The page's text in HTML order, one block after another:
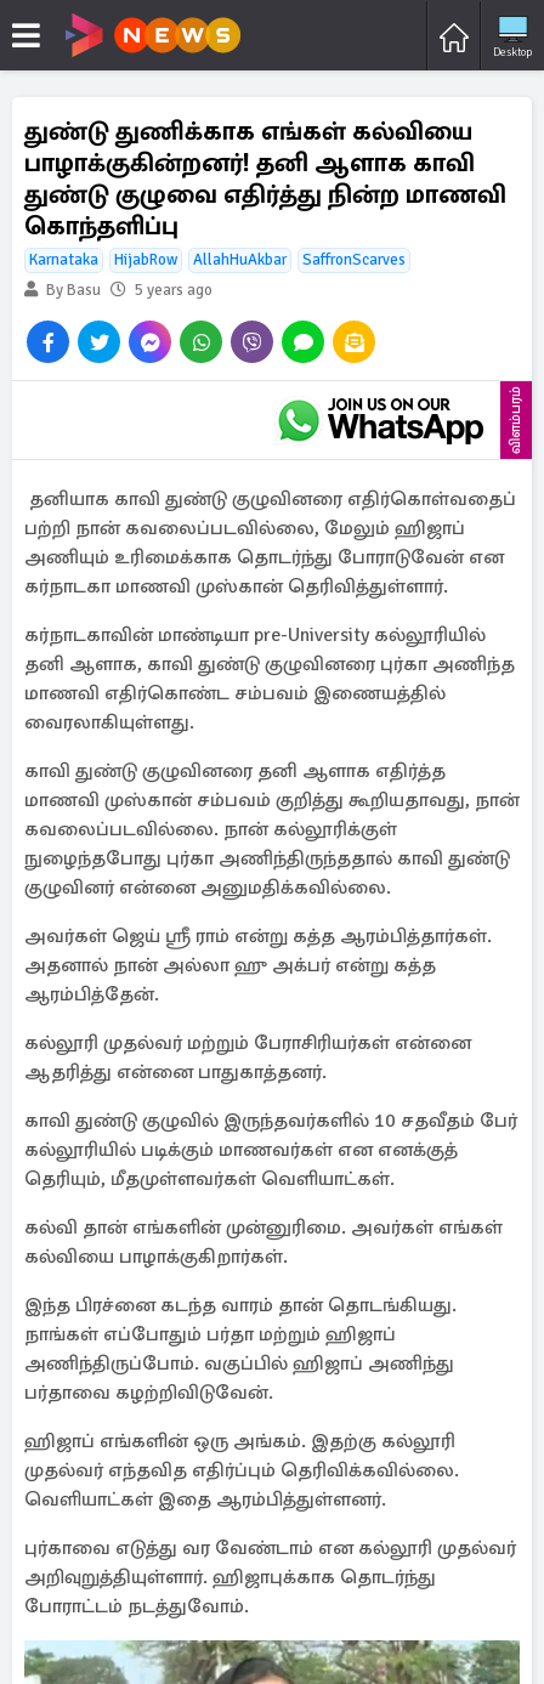
Desktop
துண்டு துணிக்காக எங்கள் கல்வியை
பாழாக்குகின்றனர்! தனி ஆளாக காவி
துண்டு குழுவை எதிர்த்து நின்ற மாணவி
கொந்தளிப்பு
Karnataka HijabRow AllahHuAkbar
SaffronScarves
By Basu
5 years ago
விளம்பரம்
தனியாக காவி துண்டு குழுவினரை எதிர்கொள்வதைப்
பற்றி நான் கவலைப்படவில்லை, மேலும் ஹிஜாப்
அணியும் உரிமைக்காக தொடர்ந்து போராடுவேன் என
கர்நாடகா மாணவி முஸ்கான் தெரிவித்துள்ளார்.
கர்நாடகாவின் மாண்டியா pre-University கல்லூரியில்
தனி ஆளாக, காவி துண்டு குழுவினரை புர்கா அணிந்த
மாணவி எதிர்கொண்ட சம்பவம் இணையத்தில்
வைரலாகியுள்ளது.
காவி துண்டு குழுவினரை தனி ஆளாக எதிர்த்த
மாணவி முஸ்கான் சம்பவம் குறித்து கூறியதாவது, நான்
கவலைப்படவில்லை. நான் கல்லூரிக்குள்
நுழைந்தபோது புர்கா அணிந்திருந்ததால் காவி துண்டு
குழுவினர் என்னை அனுமதிக்கவில்லை.
அவர்கள் ஜெய் ஸ்ரீ ராம் என்று கத்த ஆரம்பித்தார்கள்.
அதனால் நான் அல்லா ஹு அக்பர் என்று கத்த
ஆரம்பித்தேன்.
கல்லூரி முதல்வர் மற்றும் பேராசிரியர்கள் என்னை
ஆதரித்து என்னை பாதுகாத்தனர்.
காவி துண்டு குழுவில் இருந்தவர்களில் 10 சதவீதம் பேர்
கல்லூரியில் படிக்கும் மாணவர்கள் என எனக்குத்
தெரியும், மீதமுள்ளவர்கள் வெளியாட்கள்.
கல்வி தான் எங்களின் முன்னுரிமை. அவர்கள் எங்கள்
கல்வியை பாழாக்குகிறார்கள்.
இந்த பிரச்னை கடந்த வாரம் தான் தொடங்கியது.
நாங்கள் எப்போதும் பர்தா மற்றும் ஹிஜாப்
அணிந்திருப்போம். வகுப்பில் ஹிஜாப் அணிந்து
பர்தாவை கழற்றிவிடுவேன்.
ஹிஜாப் எங்களின் ஒரு அங்கம். இதற்கு கல்லூரி
முதல்வர் எந்தவித எதிர்ப்பும் தெரிவிக்கவில்லை.
வெளியாட்கள் இதை ஆரம்பித்துள்ளனர்.
புர்காவை எடுத்து வர வேண்டாம் என கல்லூரி முதல்வர்
அறிவுறுத்தியுள்ளார். ஹிஜாபுக்காக தொடர்ந்து
போராட்டம் நடத்துவோம்.